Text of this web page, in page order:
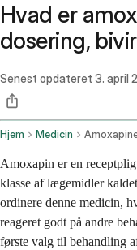
Hvad er
dosering,
Senest opdateret 3. april
Hjem Medicin
Amoxapin er en
klasse af lægemidler
ordinere denne medicin,
reageret godt på andre
første valg til behandling